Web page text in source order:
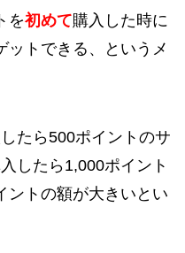
を初めて購入した時に
ットできる、というメ
たら500ポイントのサ
したら1,000ポイント
ントの額が大きいとい